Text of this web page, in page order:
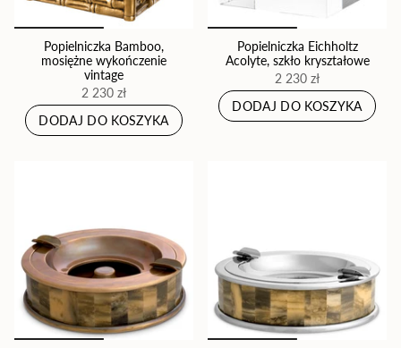
Popielniczka Bamboo,
mosiężne wykończenie
vintage
2 230 zł
DODAJ DO KOSZYKA
Popielniczka Eichholtz
Acolyte, szkło kryształowe
2 230 zł
DODAJ DO KOSZYKA